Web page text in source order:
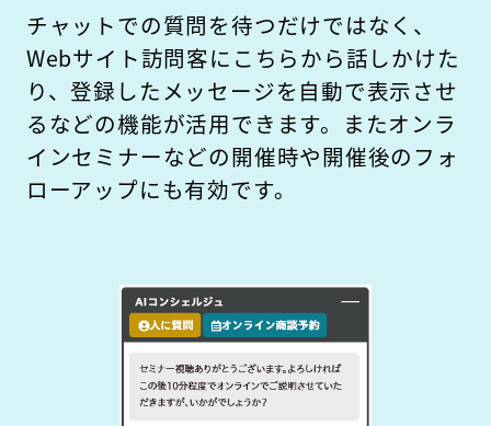
チャットでの質問を待つだけではなく、
Webサイト訪問客にこちらから話しかけた
り、登録したメッセージを自動で表示させ
るなどの機能が活用できます。またオンラ
インセミナーなどの開催時や開催後のフォ
ローアップにも有効です。